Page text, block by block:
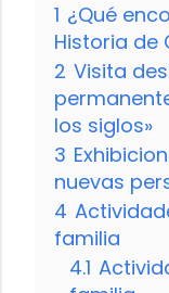
1 ¿Qué
Historia de
2 Visita
los siglos»
3
nuevas
4
familia
4.1